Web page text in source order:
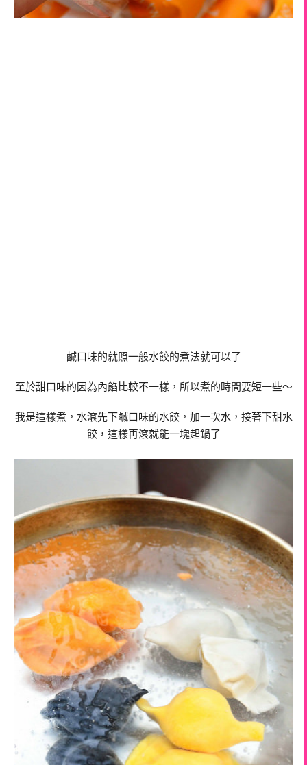
鹹口味的就照一般水餃的煮法就可以了
至於甜口味的因為內餡比較不一樣，所以煮的時間要短一些～
我是這樣煮，水滾先下鹹口味的水餃，加一次水，接著下甜水
餃，這樣再滾就能一塊起鍋了